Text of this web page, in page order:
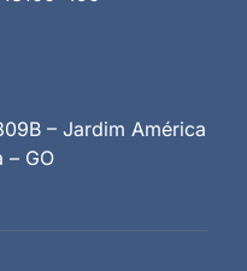
– Jardim América
– GO